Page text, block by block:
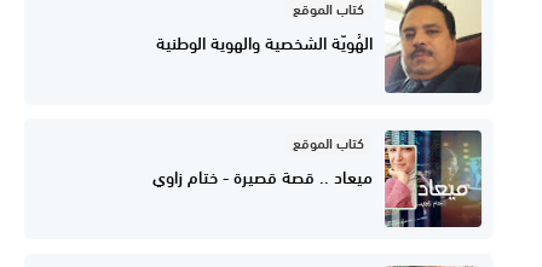
كتاب الموقع
الهُويّة الشخصية والهوية الوطنية
كتاب الموقع
ميعاد .. قصة قصيرة - ختام زاوي